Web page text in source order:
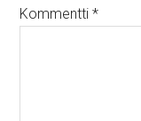
Kommentti*